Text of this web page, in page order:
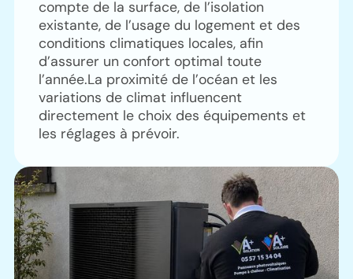
compte de la surface, de l’isolation
existante, de l’usage du logement et des
conditions climatiques locales, afin
d’assurer un confort optimal toute
l’année.La proximité de l’océan et les
variations de climat influencent
directement le choix des équipements et
les réglages à prévoir.